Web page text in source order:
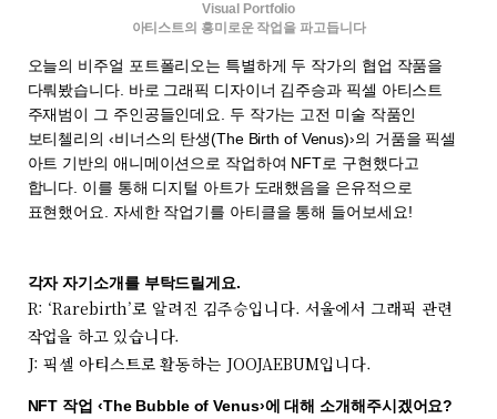
Visual Portfolio
아티스트의 흥미로운 작업을 파고듭니다
오늘의 비주얼 포트폴리오는 특별하게 두 작가의 협업 작품을
다뤄봤습니다. 바로 그래픽 디자이너 김주승과 픽셀 아티스트
주재범이 그 주인공들인데요. 두 작가는 고전 미술 작품인
보티첼리의 ‹비너스의 탄생(The Birth of Venus)›의 거품을 픽셀
아트 기반의 애니메이션으로 작업하여 NFT로 구현했다고
합니다. 이를 통해 디지털 아트가 도래했음을 은유적으로
표현했어요. 자세한 작업기를 아티클을 통해 들어보세요!
각자 자기소개를 부탁드릴게요.
R: ‘Rarebirth’로 알려진 김주승입니다. 서울에서 그래픽 관련
작업을 하고 있습니다.
J: 픽셀 아티스트로 활동하는 JOOJAEBUM입니다.
NFT 작업 ‹The Bubble of Venus›에 대해 소개해주시겠어요?